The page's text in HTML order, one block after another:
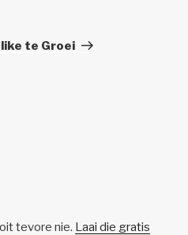
te Groei
tevore nie. Laai die gratis